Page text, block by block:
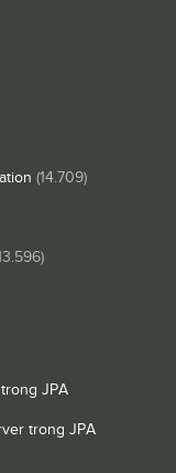
(14.709)
JPA
trong JPA